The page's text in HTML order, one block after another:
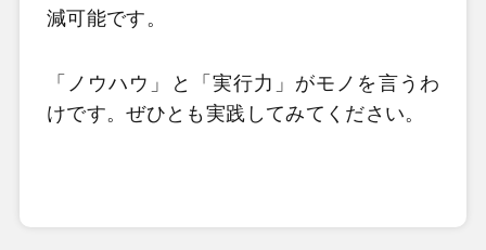
減可能です。
「ノウハウ」と「実行力」がモノを言うわ
けです。ぜひとも実践してみてください。